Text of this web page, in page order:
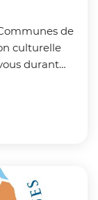
de
culturelle
durant